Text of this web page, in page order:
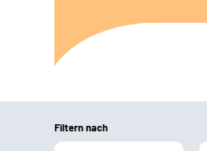
Filtern nach